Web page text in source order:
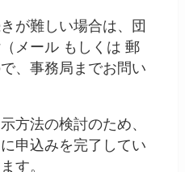
が難しい場合は、団
メール もしくは 郵
、事務局までお問い
方法の検討のため、
申込みを完了してい
す。